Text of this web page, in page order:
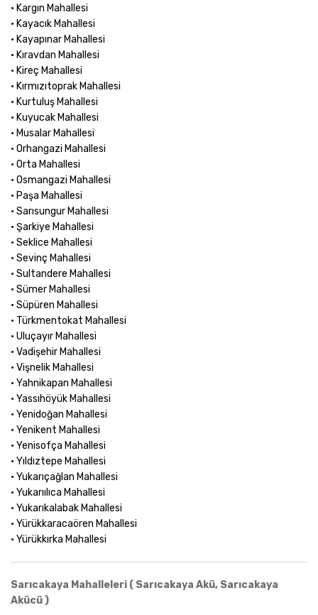
• Kargın Mahallesi
• Kayacık Mahallesi
• Kayapınar Mahallesi
• Kıravdan Mahallesi
• Kireç Mahallesi
• Kırmızıtoprak Mahallesi
• Kurtuluş Mahallesi
• Kuyucak Mahallesi
• Musalar Mahallesi
• Orhangazi Mahallesi
• Orta Mahallesi
• Osmangazi Mahallesi
• Paşa Mahallesi
• Sarısungur Mahallesi
• Şarkiye Mahallesi
• Seklice Mahallesi
• Sevinç Mahallesi
• Sultandere Mahallesi
• Sümer Mahallesi
• Süpüren Mahallesi
• Türkmentokat Mahallesi
• Uluçayır Mahallesi
• Vadişehir Mahallesi
• Vişnelik Mahallesi
• Yahnikapan Mahallesi
• Yassıhöyük Mahallesi
• Yenidoğan Mahallesi
• Yenikent Mahallesi
• Yenisofça Mahallesi
• Yıldıztepe Mahallesi
• Yukarıçağlan Mahallesi
• Yukarıılıca Mahallesi
• Yukarıkalabak Mahallesi
• Yürükkaracaören Mahallesi
• Yürükkırka Mahallesi
Sarıcakaya Mahalleleri ( Sarıcakaya Akü, Sarıcakaya
Akücü )